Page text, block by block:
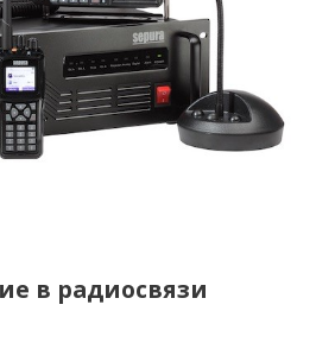
в радиосвязи